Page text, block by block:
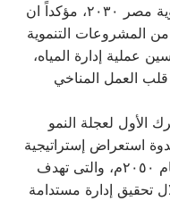
الأساس لأجندة التنمية المستدامة ورؤية مصر ٢٠٣٠، مؤكداً ان
المشروعات التنموية
عملية إدارة المياه،
العمل المناخي
الأول لعجلة النمو
استعراض إستراتيجية
تنمية الموارد المائية فى مصر حتى عام ٢٠٥٠م، والتى تهدف
تحقيق إدارة مستدامة